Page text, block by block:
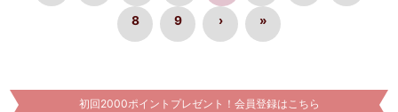
8 9 › »
初回2000ポイントプレゼント！会員登録はこちら